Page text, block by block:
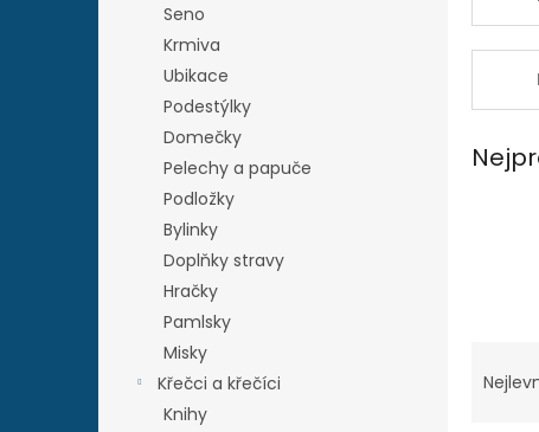
Seno
Krmiva
Ubikace
Podestýlky
Domečky
Pelechy a papuče
Podložky
Bylinky
Doplňky stravy
Hračky
Pamlsky
Misky
Křečci a křečíci
Knihy
a